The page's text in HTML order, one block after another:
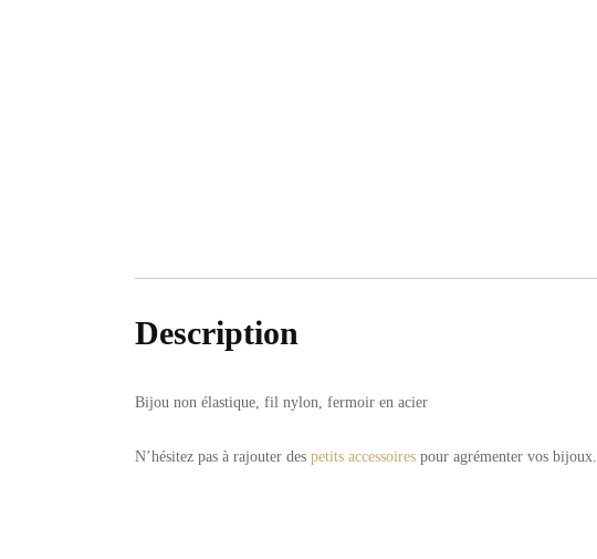
Mèt Pyès
Ornements Cheveux
Description
Bijou non élastique, fil nylon, fermoir en acier
N’hésitez pas à rajouter des petits accessoires pour agrémenter vos bijoux.